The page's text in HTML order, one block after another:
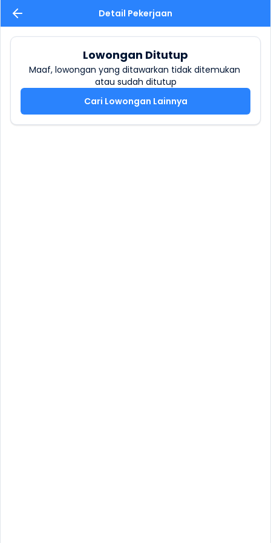
Detail Pekerjaan
Lowongan Ditutup
Maaf, lowongan yang ditawarkan tidak ditemukan
atau sudah ditutup
Cari Lowongan Lainnya